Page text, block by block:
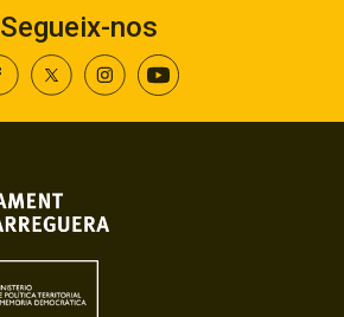
Segueix-nos